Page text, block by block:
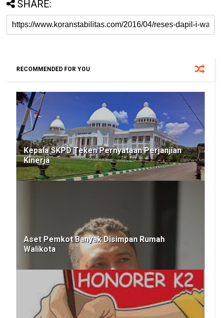
SHARE:
RECOMMENDED FOR YOU
Kepala SKPD Teken Pernyataan Perjanjian
Kinerja
Aset Pemkot Banyak Disimpan Rumah
Walikota